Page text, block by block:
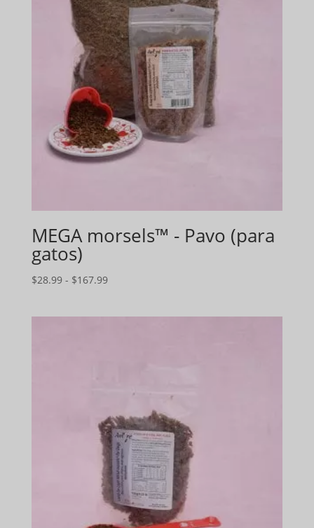
MEGA morsels™ - Pavo (para
gatos)
$28.99 - $167.99Gama